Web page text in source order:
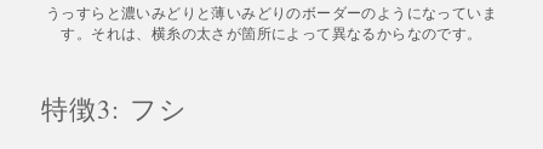
うっすらと濃いみどりと薄いみどりのボーダーのようになっていま
す。それは、横糸の太さが箇所によって異なるからなのです。
特徴3: フシ